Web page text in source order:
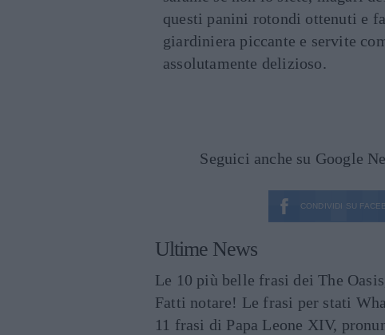
questi panini rotondi ottenuti e
giardiniera piccante e servite
assolutamente delizioso.
Seguici anche su Google
CONDIVIDI SU
Ultime News
Le 10 più belle frasi dei The
Fatti notare! Le frasi per stati
11 frasi di Papa Leone XIV,